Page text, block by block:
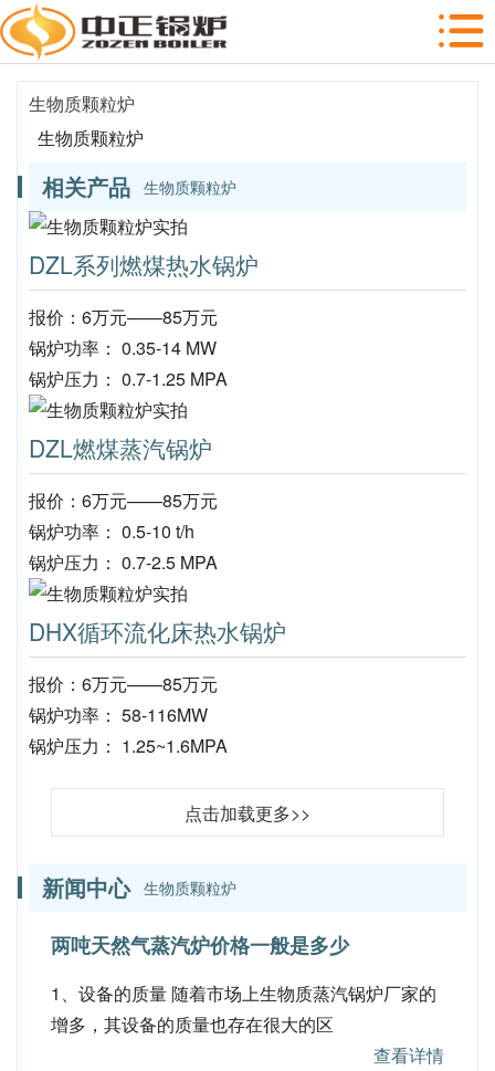
生物质颗粒炉
生物质颗粒炉
相关产品 生物质颗粒炉
DZL系列燃煤热水锅炉
报价：6万元——85万元
锅炉功率： 0.35-14 MW
锅炉压力： 0.7-1.25 MPA
DZL燃煤蒸汽锅炉
报价：6万元——85万元
锅炉功率： 0.5-10 t/h
锅炉压力： 0.7-2.5 MPA
DHX循环流化床热水锅炉
报价：6万元——85万元
锅炉功率： 58-116MW
锅炉压力： 1.25~1.6MPA
点击加载更多>>
新闻中心 生物质颗粒炉
两吨天然气蒸汽炉价格一般是多少
1、设备的质量 随着市场上生物质蒸汽锅炉厂家的
增多，其设备的质量也存在很大的区
查看详情